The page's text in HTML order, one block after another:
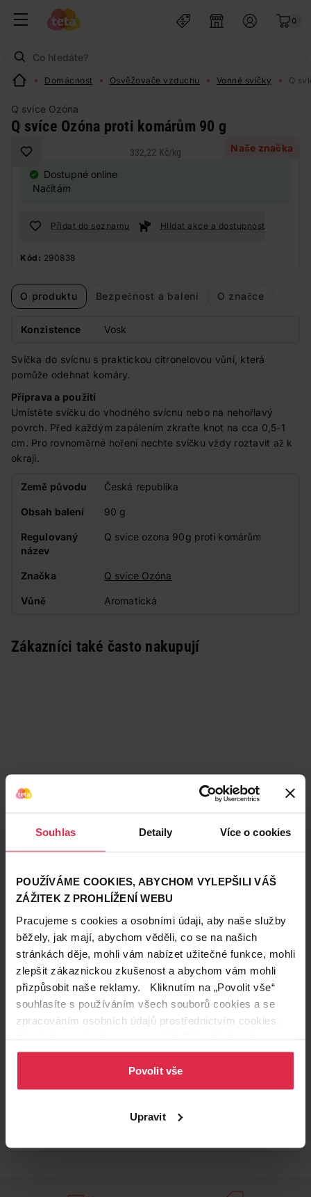
Souhlas Detaily Více o cookies
POUŽÍVÁME COOKIES, ABYCHOM VYLEPŠILI VÁŠ
ZÁŽITEK Z PROHLÍŽENÍ WEBU
Pracujeme s cookies a osobními údaji, aby naše služby
běžely, jak mají, abychom věděli, co se na našich
stránkách děje, mohli vám nabízet užitečné funkce, mohli
zlepšit zákaznickou zkušenost a abychom vám mohli
přizpůsobit naše reklamy. Kliknutím na „Povolit vše“
souhlasíte s používáním všech souborů cookies a se
zpracováním osobních údajů prostřednictvím cookies.
osobních údajů.
Povolit vše
Upravit
0
Domácnost Osvěžovače vzduchu Vonné svíčky Q
Q svíce Ozóna
Q svíce Ozóna proti komárům 90 g
Naše značka
332,22 Kč/kg
Dostupné online
Načítám
Přidat do seznamu Hlídat akce a dostupnost
Kód: 290838
O produktu Bezpečnost a balení O značce
Konzistence Vosk
Svíčka do svícnu s praktickou citronelovou vůní, která
pomůže odehnat komáry.
Příprava a použití
Umístěte svíčku do vhodného svícnu nebo na nehořlavý
povrch. Před každým zapálením zkraťte knot na cca 0,5-1
cm. Pro rovnoměrné hoření nechte svíčku vždy roztavit až k
okraji.
Země původu Česká republika
Obsah balení 90 g
Regulovaný
název
Q svíce ozona 90g proti komárům
Značka Q svíce Ozóna
Vůně Aromatická
Zákazníci také často nakupují
Podobné produkty